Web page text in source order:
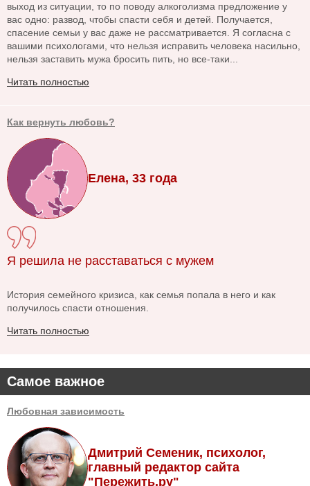
Самое важное
Любовная зависимость
Дмитрий Семеник, психолог,
главный редактор сайта
"Пережить.ру"
выход из ситуации, то по поводу алкоголизма предложение у
вас одно: развод, чтобы спасти себя и детей. Получается,
спасение семьи у вас даже не рассматривается. Я согласна с
вашими психологами, что нельзя исправить человека насильно,
нельзя заставить мужа бросить пить, но все-таки...
Читать полностью
Как вернуть любовь?
Елена, 33 года
Я решила не расставаться с мужем
История семейного кризиса, как семья попала в него и как
получилось спасти отношения.
Читать полностью